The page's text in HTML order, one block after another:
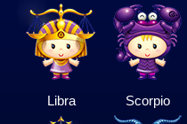
Libra Scorpio